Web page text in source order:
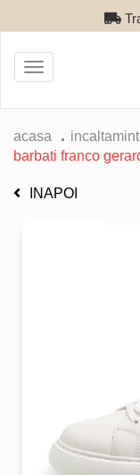
Toggle
navigation
acasa
barbati franco
INAPOI